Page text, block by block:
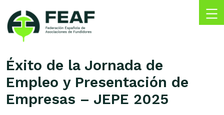
content
Española
de
Asociaciones
de
Fundidores
Éxito de la Jornada de
Empleo y Presentación de
Empresas – JEPE 2025